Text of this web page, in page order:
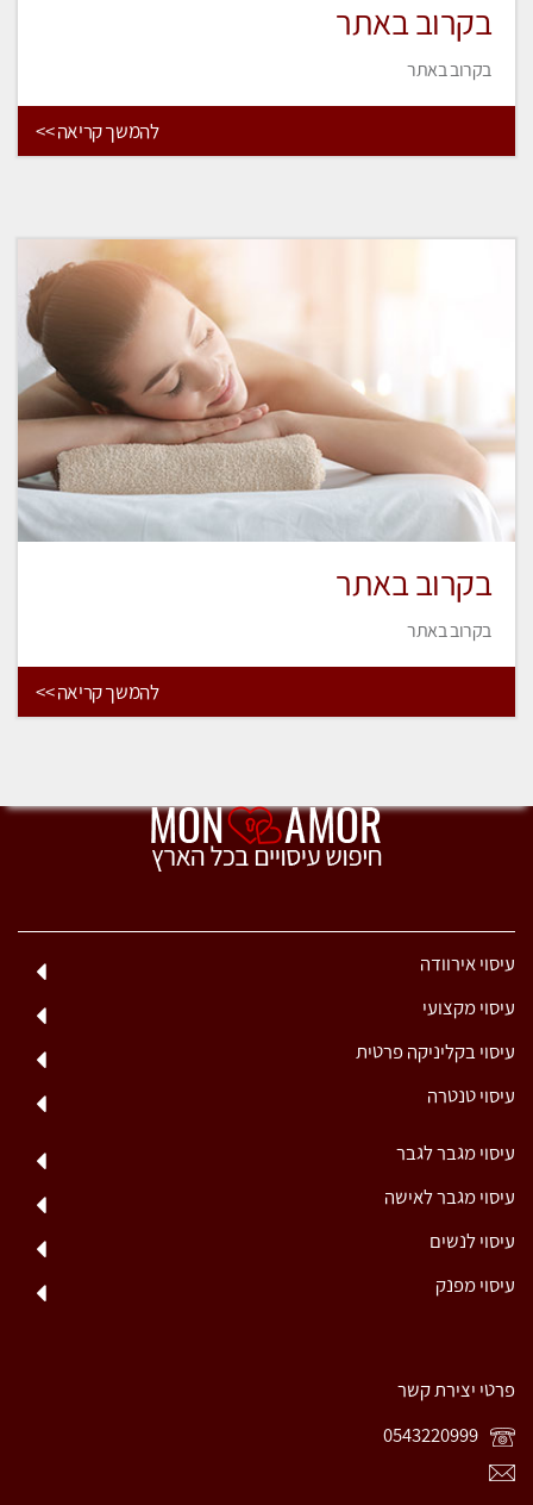
בקרוב באתר
בקרוב באתר
להמשך קריאה >>
בקרוב באתר
בקרוב באתר
להמשך קריאה >>
עיסוי אירוודה
עיסוי מקצועי
עיסוי בקליניקה פרטית
עיסוי טנטרה
עיסוי מגבר לגבר
עיסוי מגבר לאישה
עיסוי לנשים
עיסוי מפנק
פרטי יצירת קשר